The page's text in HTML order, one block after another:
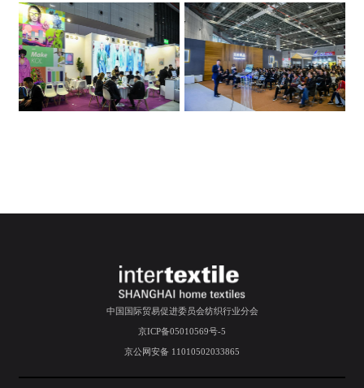
中国国际贸易促进委员会纺织行业分会
京ICP备05010569号-5
京公网安备 11010502033865